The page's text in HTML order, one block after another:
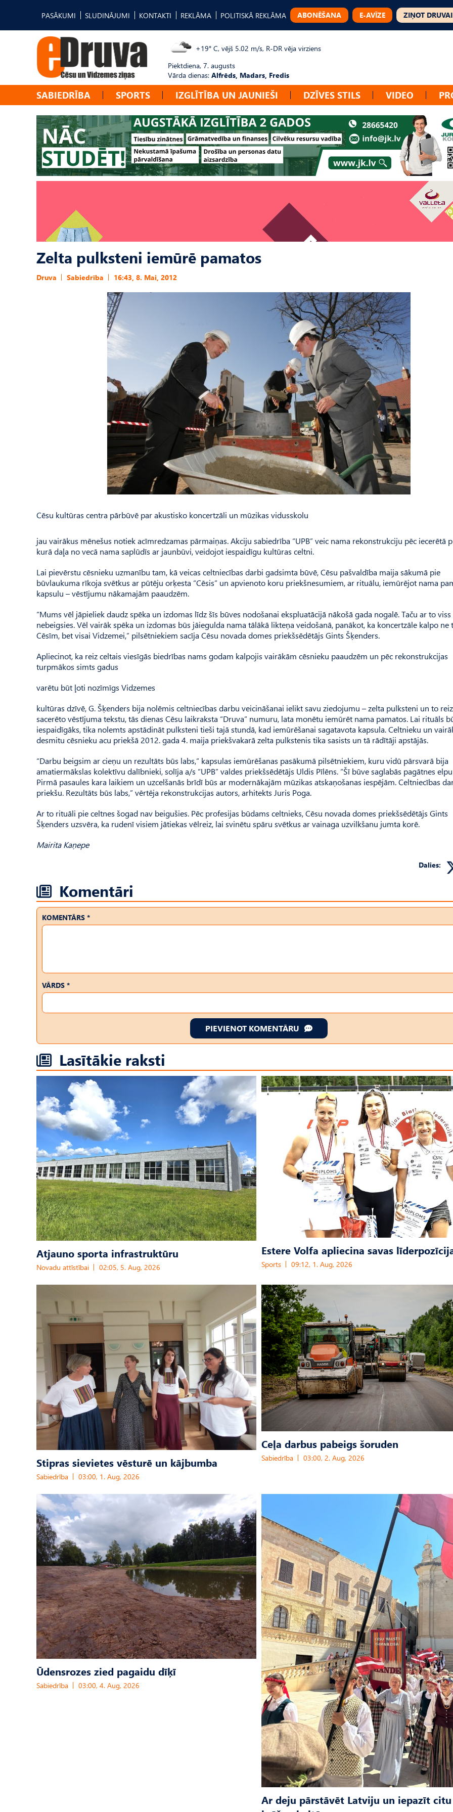
PASĀKUMI SLUDINĀJUMI KONTAKTI REKLĀMA POLITISKĀ REKLĀMA ABONĒŠANA E-AVĪZE ZIŅOT DRUVAI
+19° C, vējš 5.02 m/s, R-DR vēja virziens
Piektdiena, 7. augusts
Vārda dienas: Alfrēds, Madars, Fredis
SABIEDRĪBA SPORTS IZGLĪTĪBA UN JAUNIEŠI DZĪVES STILS VIDEO
Zelta pulksteni iemūrē pamatos
Druva Sabiedrība 16:43, 8. Mai, 2012
Cēsu kultūras centra pārbūvē par akustisko koncertzāli un mūzikas vidusskolu
jau vairākus mēnešus notiek acīmredzamas pārmaiņas. Akciju sabiedrība “UPB” veic nama rekonstrukciju pēc iecerētā
kurā daļa no vecā nama saplūdīs ar jaunbūvi, veidojot iespaidīgu kultūras celtni.
Lai pievērstu cēsnieku uzmanību tam, kā veicas celtniecības darbi gadsimta būvē, Cēsu pašvaldība maija sākumā pie
būvlaukuma rīkoja svētkus ar pūtēju orķesta “Cēsis” un apvienoto koru priekšnesumiem, ar rituālu, iemūrējot nama
kapsulu – vēstījumu nākamajām paaudzēm.
“Mums vēl jāpieliek daudz spēka un izdomas līdz šīs būves nodošanai ekspluatācijā nākošā gada nogalē. Taču ar to viss
nebeigsies. Vēl vairāk spēka un izdomas būs jāiegulda nama tālākā likteņa veidošanā, panākot, ka koncertzāle kalpo ne
Cēsīm, bet visai Vidzemei,” pilsētniekiem sacīja Cēsu novada domes priekšsēdētājs Gints Šķenders.
Apliecinot, ka reiz celtais viesīgās biedrības nams godam kalpojis vairākām cēsnieku paaudzēm un pēc rekonstrukcijas
turpmākos simts gadus
varētu būt ļoti nozīmīgs Vidzemes
kultūras dzīvē, G. Šķenders bija nolēmis celtniecības darbu veicināšanai ielikt savu ziedojumu – zelta pulksteni un to
sacerēto vēstījuma tekstu, tās dienas Cēsu laikraksta “Druva” numuru, lata monētu iemūrēt nama pamatos. Lai rituāls
iespaidīgāks, tika nolemts apstādināt pulksteni tieši tajā stundā, kad iemūrēšanai sagatavota kapsula. Celtnieku un
desmitu cēsnieku acu priekšā 2012. gada 4. maija priekšvakarā zelta pulkstenis tika sasists un tā rādītāji apstājās.
“Darbu beigsim ar cieņu un rezultāts būs labs,” kapsulas iemūrēšanas pasākumā pilsētniekiem, kuru vidū pārsvarā bija
amatiermākslas kolektīvu dalībnieki, solīja a/s “UPB” valdes priekšsēdētājs Uldis Pīlēns. “Šī būve saglabās pagātnes
Pirmā pasaules kara laikiem un uzcelšanās brīdī būs ar modernākajām mūzikas atskaņošanas iespējām. Celtniecības
priekšu. Rezultāts būs labs,” vērtēja rekonstrukcijas autors, arhitekts Juris Poga.
Ar to rituāli pie celtnes šogad nav beigušies. Pēc profesijas būdams celtnieks, Cēsu novada domes priekšsēdētājs Gints
Šķenders uzsvēra, ka rudenī visiem jātiekas vēlreiz, lai svinētu spāru svētkus ar vainaga uzvilkšanu jumta korē.
Mairita Kaņepe
Dalies:
Komentāri
KOMENTĀRS *
VĀRDS *
PIEVIENOT KOMENTĀRU
Lasītākie raksti
Atjauno sporta infrastruktūru
Novadu attīstībai 02:05, 5. Aug, 2026
Estere Volfa apliecina savas
Sports 09:12, 1. Aug, 2026
Stipras sievietes vēsturē un kājbumba
Sabiedrība 03:00, 1. Aug, 2026
Ceļa darbus pabeigs šoruden
Sabiedrība 03:00, 2. Aug, 2026
Ūdensrozes zied pagaidu dīķī
Sabiedrība 03:00, 4. Aug, 2026
Ar deju pārstāvēt Latviju un iepazīt